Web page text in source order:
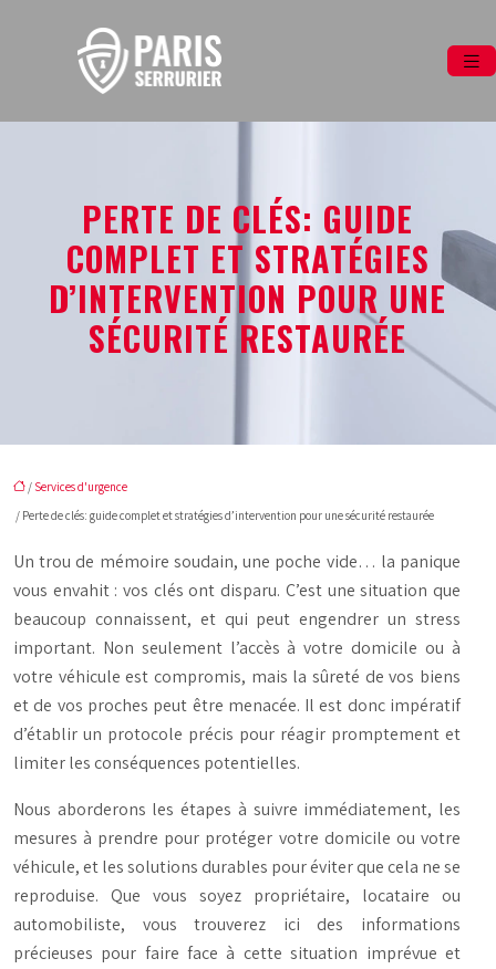
PERTE DE CLÉS: GUIDE
COMPLET ET STRATÉGIES
D’INTERVENTION POUR UNE
SÉCURITÉ RESTAURÉE
/ Services d'urgence
/ Perte de clés: guide complet et stratégies d’intervention pour une sécurité restaurée
Un trou de mémoire soudain, une poche vide… la panique
vous envahit : vos clés ont disparu. C’est une situation que
beaucoup connaissent, et qui peut engendrer un stress
important. Non seulement l’accès à votre domicile ou à
votre véhicule est compromis, mais la sûreté de vos biens
et de vos proches peut être menacée. Il est donc impératif
d’établir un protocole précis pour réagir promptement et
limiter les conséquences potentielles.
Nous aborderons les étapes à suivre immédiatement, les
mesures à prendre pour protéger votre domicile ou votre
véhicule, et les solutions durables pour éviter que cela ne se
reproduise. Que vous soyez propriétaire, locataire ou
automobiliste, vous trouverez ici des informations
précieuses pour faire face à cette situation imprévue et